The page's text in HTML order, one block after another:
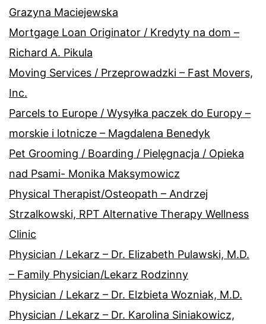
Grazyna Maciejewska
Mortgage Loan Originator / Kredyty na dom –
Richard A. Pikula
Moving Services / Przeprowadzki – Fast Movers,
Inc.
Parcels to Europe / Wysyłka paczek do Europy –
morskie i lotnicze – Magdalena Benedyk
Pet Grooming / Boarding / Pielęgnacja / Opieka
nad Psami- Monika Maksymowicz
Physical Therapist/Osteopath – Andrzej
Strzalkowski, RPT Alternative Therapy Wellness
Clinic
Physician / Lekarz – Dr. Elizabeth Pulawski, M.D.
– Family Physician/Lekarz Rodzinny
Physician / Lekarz – Dr. Elzbieta Wozniak, M.D.
Physician / Lekarz – Dr. Karolina Siniakowicz,